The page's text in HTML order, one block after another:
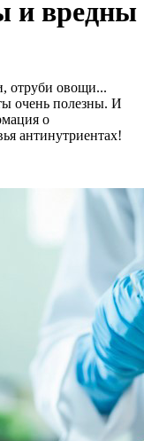
и вредны
отруби овощи...
очень полезны. И
о
антинутриентах!